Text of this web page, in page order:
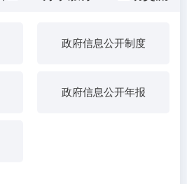
燃气表强制检定制度（征求意
为基层减负专项工作机制办公
公示（三）
政府信息公开制度
政府信息公开年报